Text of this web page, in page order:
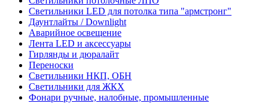
Светильники LED для потолка типа "армстронг"
Даунтлайты / Downlight
Аварийное освещение
Лента LED и аксессуары
Гирлянды и дюралайт
Переноски
Светильники НКП, ОБН
Светильники для ЖКХ
Фонари ручные, налобные, промышленные